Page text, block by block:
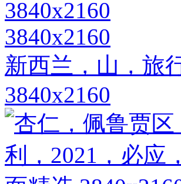
3840x2160
新西兰，山，旅
3840x2160